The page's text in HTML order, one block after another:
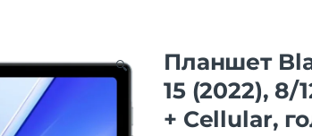
🔍
Планшет
15 (2022), 8/
+ Cellular,